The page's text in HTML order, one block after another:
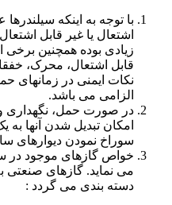
با توجه به اینکه
اشتعال یا غیر قابل
زیادی بوده همچنین
قابل اشتعال، محرک،
نکات ایمنی در زمانهای
الزامی می باشد.
در صورت حمل، نگهداری و
امکان تبدیل شدن آنها
سوراخ نمودن دیوارهای
خواص گازهای موجود در
می نماید. گازهای صنعتی
دسته بندی می گردد :